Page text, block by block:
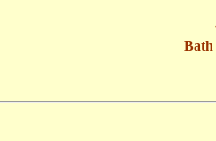
Bath